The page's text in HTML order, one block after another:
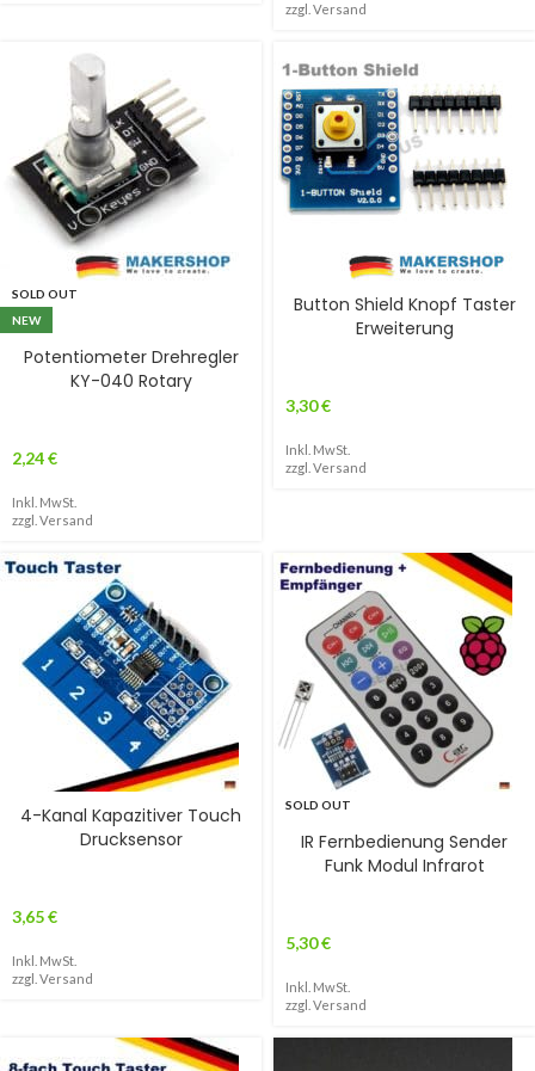
zzgl. Versand
SOLD OUT
NEW
Potentiometer Drehregler
KY-040 Rotary
2,24€
Inkl. MwSt.
zzgl. Versand
Button Shield Knopf Taster
Erweiterung
3,30€
Inkl. MwSt.
zzgl. Versand
4-Kanal Kapazitiver Touch
Drucksensor
3,65€
Inkl. MwSt.
zzgl. Versand
SOLD OUT
IR Fernbedienung Sender
Funk Modul Infrarot
5,30€
Inkl. MwSt.
zzgl. Versand